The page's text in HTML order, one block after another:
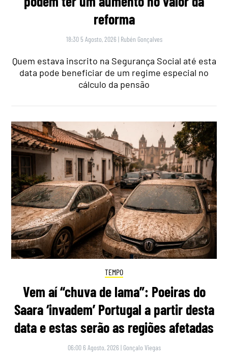
reforma
18:30 5 Agosto, 2026 | Rubén Gonçalves
Quem estava inscrito na Segurança Social até esta
data pode beneficiar de um regime especial no
cálculo da pensão
TEMPO
Vem aí “chuva de lama”: Poeiras do
Saara ‘invadem’ Portugal a partir desta
data e estas serão as regiões afetadas
06:00 6 Agosto, 2026 | Gonçalo Viegas